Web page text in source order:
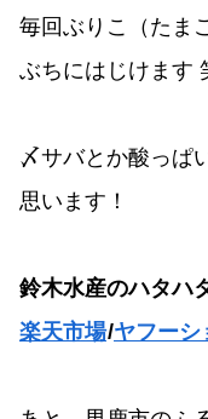
毎回ぶりこ（たま
ぶちにはじけます
〆サバとか酸っぱ
思います！
鈴木水産のハタハ
楽天市場/ヤフーシ